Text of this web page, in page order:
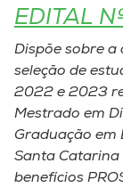
EDITAL
Dispõe sobre a
seleção de
2022 e 2023
Mestrado em
Graduação em
Santa Catarina
benefícios